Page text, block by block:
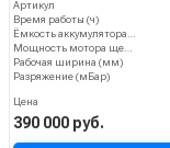
Артикул
Время работы (ч)
Рабочая ширина (мм)
Разряжение (мБар)
Цена
390 000 руб.